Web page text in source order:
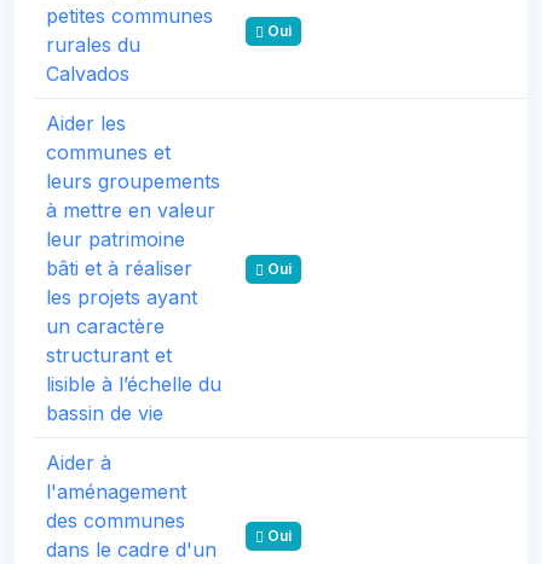
petites communes
rurales du
Calvados
Oui
Aider les
communes et
leurs groupements
à mettre en valeur
leur patrimoine
bâti et à réaliser
les projets ayant
un caractère
structurant et
lisible à l’échelle du
bassin de vie
Oui
Aider à
l'aménagement
des communes
dans le cadre d'un
Oui